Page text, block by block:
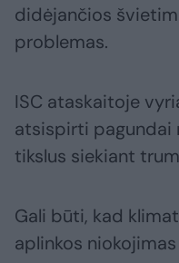
didėjančios
problemas.
ISC ataskaitoje
atsispirti pagundai
tikslus siekiant
Gali būti, kad
aplinkos